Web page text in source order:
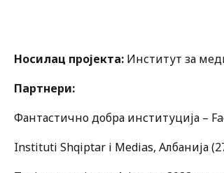
Носилац пројекта: Институт за
Партнери:
Фантастично добра институција –
Instituti Shqiptar i Medias, Албанија